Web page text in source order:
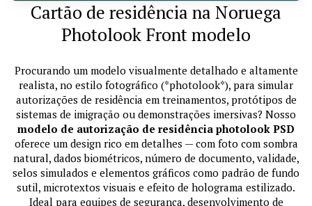
Cartão de residência na Noruega
Photolook Front modelo
Procurando um modelo visualmente detalhado e altamente
realista, no estilo fotográfico (*photolook*), para simular
autorizações de residência em treinamentos, protótipos de
sistemas de imigração ou demonstrações imersivas? Nosso
modelo de autorização de residência photolook PSD
oferece um design rico em detalhes — com foto com sombra
natural, dados biométricos, número de documento, validade,
selos simulados e elementos gráficos como padrão de fundo
sutil, microtextos visuais e efeito de holograma estilizado.
Ideal para equipes de segurança, desenvolvimento de